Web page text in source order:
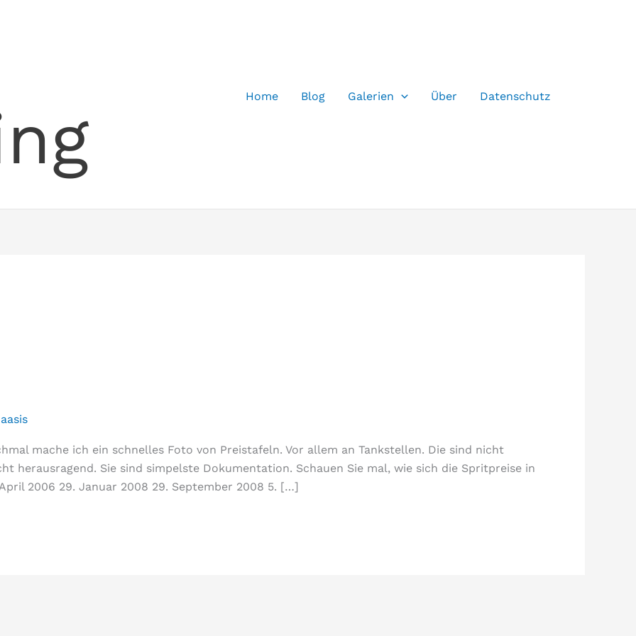
Home Blog Galerien Über Datenschutz
mache ich ein schnelles Foto von Preistafeln. Vor allem an Tankstellen. Die sind nicht
herausragend. Sie sind simpelste Dokumentation. Schauen Sie mal, wie sich die Spritpreise in
2006 29. Januar 2008 29. September 2008 5. […]